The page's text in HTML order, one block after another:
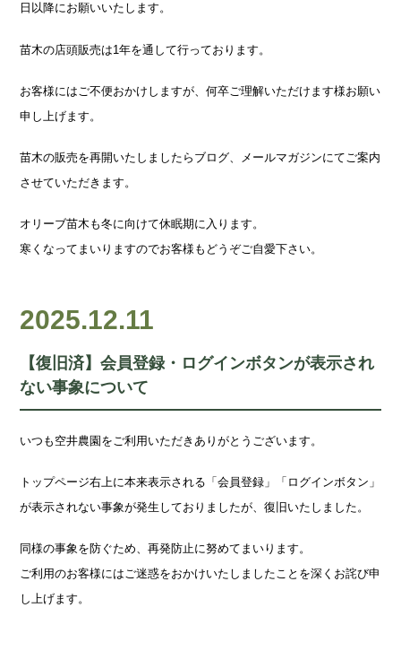
日以降にお願いいたします。
苗木の店頭販売は1年を通して行っております。
お客様にはご不便おかけしますが、何卒ご理解いただけます様お願い
申し上げます。
苗木の販売を再開いたしましたらブログ、メールマガジンにてご案内
させていただきます。
オリーブ苗木も冬に向けて休眠期に入ります。
寒くなってまいりますのでお客様もどうぞご自愛下さい。
2025.12.11
【復旧済】会員登録・ログインボタンが表示され
ない事象について
いつも空井農園をご利用いただきありがとうございます。
トップページ右上に本来表示される「会員登録」「ログインボタン」
が表示されない事象が発生しておりましたが、復旧いたしました。
同様の事象を防ぐため、再発防止に努めてまいります。
ご利用のお客様にはご迷惑をおかけいたしましたことを深くお詫び申
し上げます。